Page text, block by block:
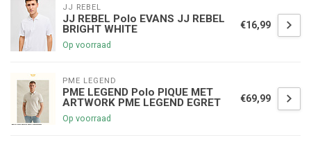
JJ REBEL
JJ REBEL Polo EVANS JJ REBEL
BRIGHT WHITE
Op voorraad
€16,99
PME LEGEND
PME LEGEND Polo PIQUE MET
ARTWORK PME LEGEND EGRET
Op voorraad
€69,99